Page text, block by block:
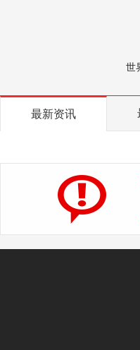
世
最新资讯